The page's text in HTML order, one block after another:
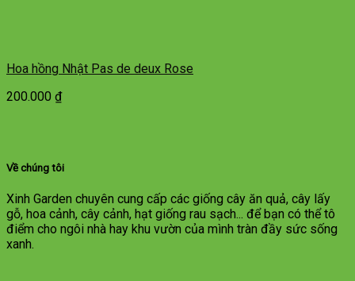
Hoa hồng Nhật Pas de deux Rose
200.000 ₫
Về chúng tôi
Xinh Garden chuyên cung cấp các giống cây ăn quả, cây lấy
gỗ, hoa cảnh, cây cảnh, hạt giống rau sạch... để bạn có thể tô
điểm cho ngôi nhà hay khu vườn của mình tràn đầy sức sống
xanh.